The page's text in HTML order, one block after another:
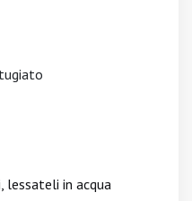
lessateli in acqua